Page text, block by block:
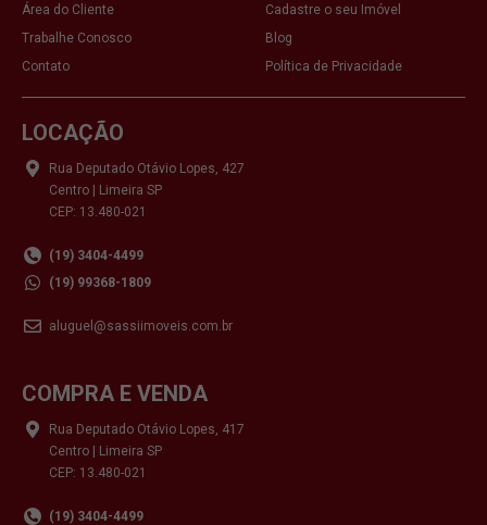
Área do Cliente
Cadastre o seu Imóvel
Trabalhe Conosco
Blog
Contato
Política de Privacidade
LOCAÇÃO
Rua Deputado Otávio Lopes, 427
Centro | Limeira SP
CEP: 13.480-021
(19) 3404-4499
(19) 99368-1809
aluguel@sassiimoveis.com.br
COMPRA E VENDA
Rua Deputado Otávio Lopes, 417
Centro | Limeira SP
CEP: 13.480-021
(19) 3404-4499